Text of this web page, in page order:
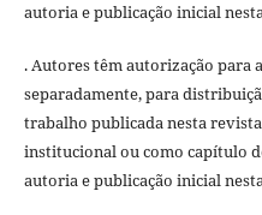
autoria e publicação inicial
. Autores têm autorização para
separadamente, para
trabalho publicada nesta
institucional ou como capítulo
autoria e publicação inicial